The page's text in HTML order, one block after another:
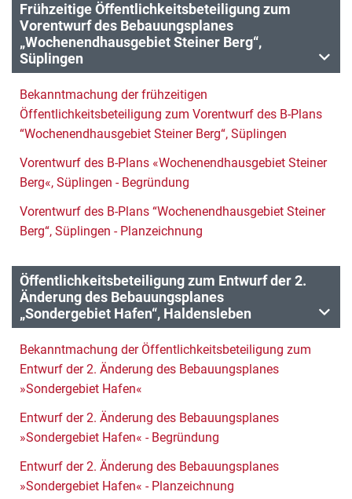
Frühzeitige Öffentlichkeitsbeteiligung zum
Vorentwurf des Bebauungsplanes
„Wochenendhausgebiet Steiner Berg“,
Süplingen
Bekanntmachung der frühzeitigen
Öffentlichkeitsbeteiligung zum Vorentwurf des B-Plans
“Wochenendhausgebiet Steiner Berg“, Süplingen
Vorentwurf des B-Plans «Wochenendhausgebiet Steiner
Berg«, Süplingen - Begründung
Vorentwurf des B-Plans “Wochenendhausgebiet Steiner
Berg“, Süplingen - Planzeichnung
Öffentlichkeitsbeteiligung zum Entwurf der 2.
Änderung des Bebauungsplanes
„Sondergebiet Hafen“, Haldensleben
Bekanntmachung der Öffentlichkeitsbeteiligung zum
Entwurf der 2. Änderung des Bebauungsplanes
»Sondergebiet Hafen«
Entwurf der 2. Änderung des Bebauungsplanes
»Sondergebiet Hafen« - Begründung
Entwurf der 2. Änderung des Bebauungsplanes
»Sondergebiet Hafen« - Planzeichnung